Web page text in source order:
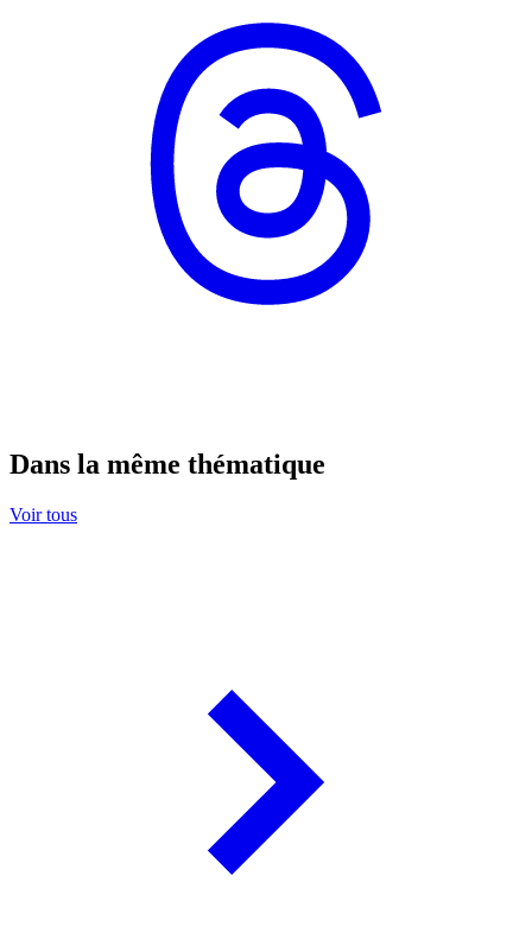
Dans la même thématique
Voir tous